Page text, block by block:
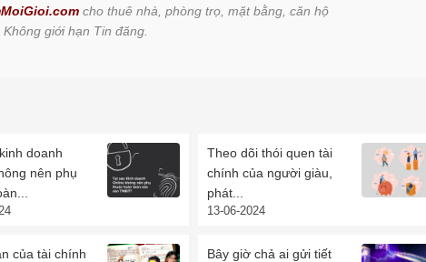
cho thuê nhà, phòng trọ, mặt bằng, căn hộ
giới hạn Tin đăng.
doanh
nên phụ
Theo dõi thói quen tài
chính của người giàu,
phát...
13-06-2024
của tài chính
Bây giờ chả ai gửi tiết